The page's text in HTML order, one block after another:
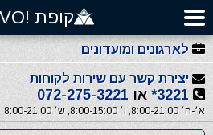
קופת !BRAVO
לארגונים ומועדונים
יצירת קשר עם שירות לקוחות
3221* או 072-275-3221
א׳-ה׳ 8:00-21:00, ו׳ 8:00-15:00, ש׳ 8:00-21:00